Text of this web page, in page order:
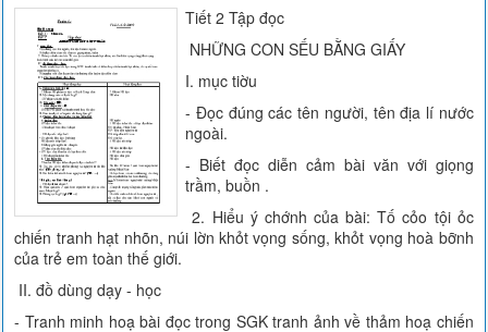
Tiết 2 Tập đọc
NHỮNG CON SẾU BẰNG GIẤY
I. mục tiờu
- Đọc đúng các tên người, tên địa lí nước
ngoài.
- Biết đọc diễn cảm bài văn với giọng
trầm, buồn .
2. Hiểu ý chớnh của bài: Tố cỏo tội ỏc
chiến tranh hạt nhõn, núi lờn khỏt vọng sống, khỏt vọng hoà bỡnh
của trẻ em toàn thế giới.
II. đồ dùng dạy - học
- Tranh minh hoạ bài đọc trong SGK tranh ảnh về thảm hoạ chiến